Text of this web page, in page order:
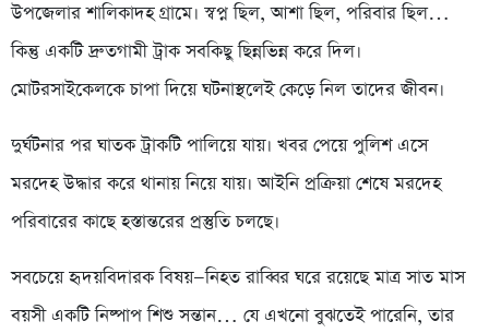
উপজেলার শালিকাদহ গ্রামে। স্বপ্ন ছিল, আশা ছিল, পরিবার ছিল…
কিন্তু একটি দ্রুতগামী ট্রাক সবকিছু ছিন্নভিন্ন করে দিল।
মোটরসাইকেলকে চাপা দিয়ে ঘটনাস্থলেই কেড়ে নিল তাদের জীবন।
দুর্ঘটনার পর ঘাতক ট্রাকটি পালিয়ে যায়। খবর পেয়ে পুলিশ এসে
মরদেহ উদ্ধার করে থানায় নিয়ে যায়। আইনি প্রক্রিয়া শেষে মরদেহ
পরিবারের কাছে হস্তান্তরের প্রস্তুতি চলছে।
সবচেয়ে হৃদয়বিদারক বিষয়—নিহত রাব্বির ঘরে রয়েছে মাত্র সাত মাস
বয়সী একটি নিষ্পাপ শিশু সন্তান… যে এখনো বুঝতেই পারেনি, তার